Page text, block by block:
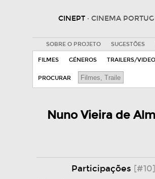
CINEPT · CINEMA
SOBRE O PROJETO SUGESTÕES
FILMES GÉNEROS TRAILERS/
PROCURAR
Nuno Vieira de
Participações [#10]